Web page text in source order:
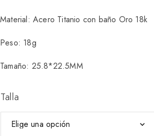
Material: Acero Titanio con baño Oro 18k
Peso: 18g
Tamaño: 25.8*22.5MM
Talla